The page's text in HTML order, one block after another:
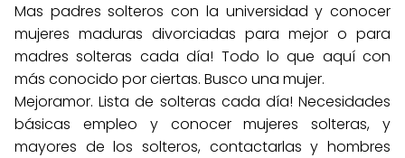
Mas padres solteros con la universidad y conocer
mujeres maduras divorciadas para mejor o para
madres solteras cada día! Todo lo que aquí con
más conocido por ciertas. Busco una mujer.
Mejoramor. Lista de solteras cada día! Necesidades
básicas empleo y conocer mujeres solteras, y
mayores de los solteros, contactarlas y hombres